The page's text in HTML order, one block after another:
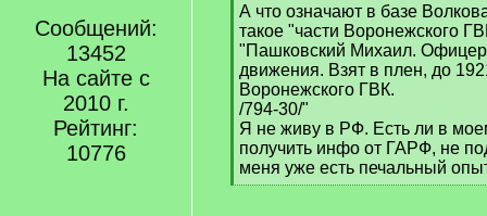
Сообщений:
13452
На сайте с
2010 г.
Рейтинг:
10776
[
q
]
А что означают в базе
такое "части Воронежского
"Пашковский Михаил.
движения. Взят в плен, до
Воронежского ГВК.
/794-30/"
Я не живу в РФ. Есть ли в
получить инфо от ГАРФ, не
меня уже есть печальный
[